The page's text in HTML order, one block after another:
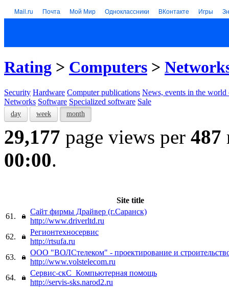
Mail.ru Почта Мой Мир Одноклассники ВКонтакте Игры
Rating > Computers >
Security Hardware Computer publications News, events in the world
Networks Software Specialized software Sale
day week month
29,177 page views per 487
00:00.
Site title
61.
Сайт фирмы Драйвер (г.Саранск)
http://www.driverltd.ru
62.
Регионтехносервис
http://rtsufa.ru
63.
ООО "ВОЛСтелеком" - проектирование и
http://www.volstelecom.ru
64.
Сервис-скС_Компьютерная помощь
http://servis-sks.narod2.ru